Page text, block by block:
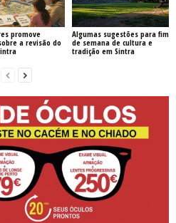
promove
a revisão do
Algumas sugestões para fim
de semana de cultura e
tradição em Sintra